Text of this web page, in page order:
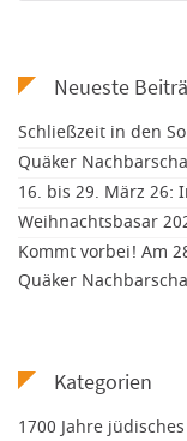
Neueste
Schließzeit in den
Quäker
16. bis 29. März 26:
Weihnachtsbasar
Kommt vorbei! Am
Quäker
Kategorien
1700 Jahre